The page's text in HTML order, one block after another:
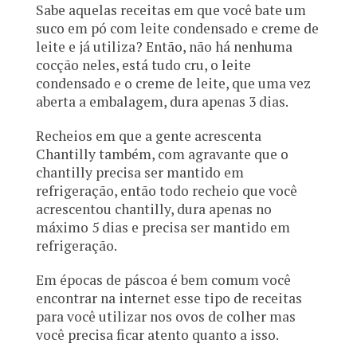
Sabe aquelas receitas em que você bate um
suco em pó com leite condensado e creme de
leite e já utiliza? Então, não há nenhuma
cocção neles, está tudo cru, o leite
condensado e o creme de leite, que uma vez
aberta a embalagem, dura apenas 3 dias.
Recheios em que a gente acrescenta
Chantilly também, com agravante que o
chantilly precisa ser mantido em
refrigeração, então todo recheio que você
acrescentou chantilly, dura apenas no
máximo 5 dias e precisa ser mantido em
refrigeração.
Em épocas de páscoa é bem comum você
encontrar na internet esse tipo de receitas
para você utilizar nos ovos de colher mas
você precisa ficar atento quanto a isso.